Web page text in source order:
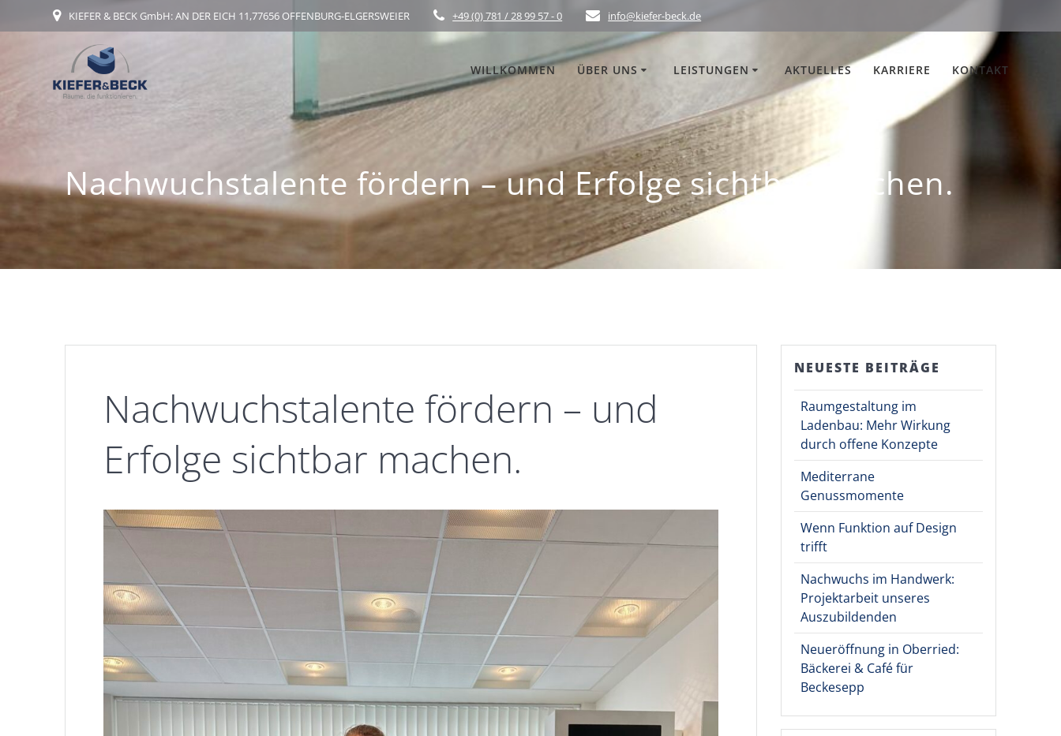
Inhalt
KIEFER & BECK GmbH: AN DER EICH 11,77656 OFFENBURG-ELGERSWEIER +49 (0) 781 / 28 99 57 - 0 info@kiefer-beck.de
WILLKOMMEN ÜBER UNS LEISTUNGEN AKTUELLES KARRIERE KONTAKT
Nachwuchstalente fördern – und Erfolge sichtbar machen.
Nachwuchstalente fördern – und
Erfolge sichtbar machen.
NEUESTE BEITRÄGE
Raumgestaltung im
Ladenbau: Mehr Wirkung
durch offene Konzepte
Mediterrane
Genussmomente
Wenn Funktion auf Design
trifft
Nachwuchs im Handwerk:
Projektarbeit unseres
Auszubildenden
Neueröffnung in Oberried:
Bäckerei & Café für
Beckesepp